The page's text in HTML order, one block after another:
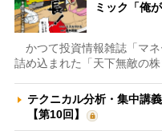
ミック「俺
かつて投資情報雑誌「マ
詰め込まれた「天下無敵の
テクニカル分析・集中講
【第10回】